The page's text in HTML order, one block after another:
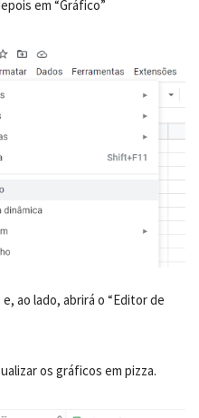
em “Gráfico”
ao lado, abrirá o “Editor de
os gráficos em pizza.